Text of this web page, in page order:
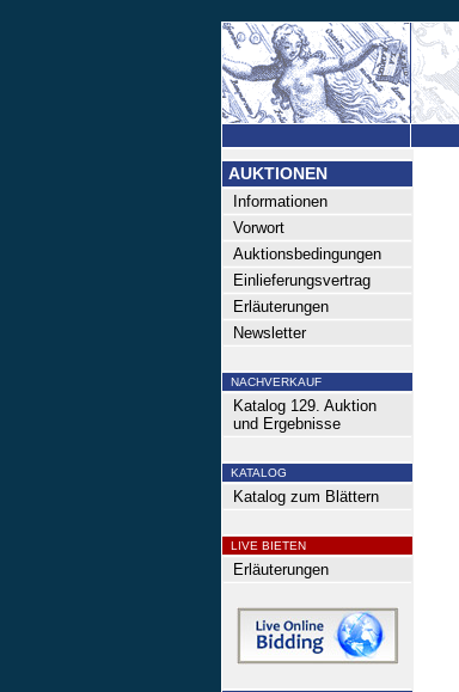
AUKTIONEN
Informationen
Vorwort
Auktionsbedingungen
Einlieferungsvertrag
Erläuterungen
Newsletter
NACHVERKAUF
Katalog 129. Auktion
und Ergebnisse
KATALOG
Katalog zum Blättern
LIVE BIETEN
Erläuterungen